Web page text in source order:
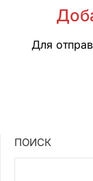
Для
ПОИСК